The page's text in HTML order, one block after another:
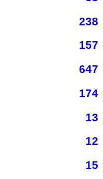
238
157
647
174
13
12
15